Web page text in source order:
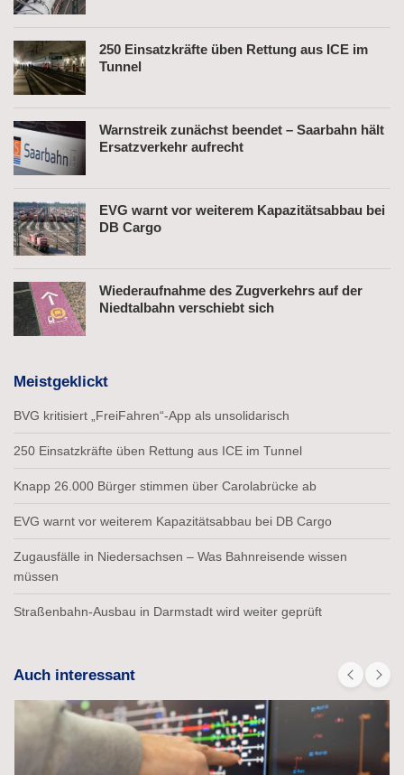
250 Einsatzkräfte üben Rettung aus ICE im
Tunnel
Warnstreik zunächst beendet – Saarbahn hält
Ersatzverkehr aufrecht
EVG warnt vor weiterem Kapazitätsabbau bei
DB Cargo
Wiederaufnahme des Zugverkehrs auf der
Niedtalbahn verschiebt sich
Meistgeklickt
BVG kritisiert „FreiFahren“-App als unsolidarisch
250 Einsatzkräfte üben Rettung aus ICE im Tunnel
Knapp 26.000 Bürger stimmen über Carolabrücke ab
EVG warnt vor weiterem Kapazitätsabbau bei DB Cargo
Zugausfälle in Niedersachsen – Was Bahnreisende wissen
müssen
Straßenbahn-Ausbau in Darmstadt wird weiter geprüft
Auch interessant